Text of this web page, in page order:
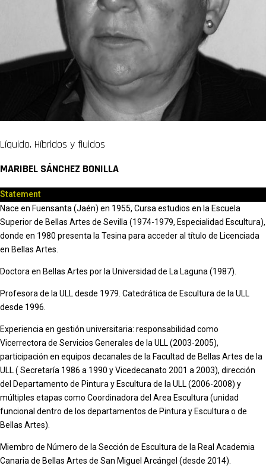
Líquido. Híbridos y fluidos
MARIBEL SÁNCHEZ BONILLA
Statement
Nace en Fuensanta (Jaén) en 1955, Cursa estudios en la Escuela
Superior de Bellas Artes de Sevilla (1974-1979, Especialidad Escultura),
donde en 1980 presenta la Tesina para acceder al título de Licenciada
en Bellas Artes.
Doctora en Bellas Artes por la Universidad de La Laguna (1987).
Profesora de la ULL desde 1979. Catedrática de Escultura de la ULL
desde 1996.
Experiencia en gestión universitaria: responsabilidad como
Vicerrectora de Servicios Generales de la ULL (2003-2005),
participación en equipos decanales de la Facultad de Bellas Artes de la
ULL ( Secretaría 1986 a 1990 y Vicedecanato 2001 a 2003), dirección
del Departamento de Pintura y Escultura de la ULL (2006-2008) y
múltiples etapas como Coordinadora del Area Escultura (unidad
funcional dentro de los departamentos de Pintura y Escultura o de
Bellas Artes).
Miembro de Número de la Sección de Escultura de la Real Academia
Canaria de Bellas Artes de San Miguel Arcángel (desde 2014).